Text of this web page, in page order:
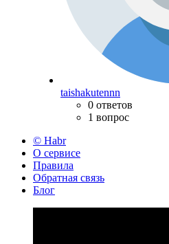
taishakutennn
0 ответов
1 вопрос
© Habr
О сервисе
Правила
Обратная связь
Блог